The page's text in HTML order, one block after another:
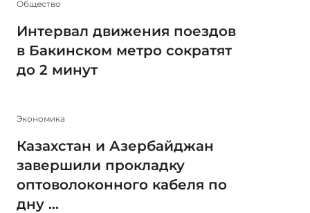
Общество
Интервал движения поездов
в Бакинском метро сократят
до 2 минут
Экономика
Казахстан и Азербайджан
завершили прокладку
оптоволоконного кабеля по
дну ...